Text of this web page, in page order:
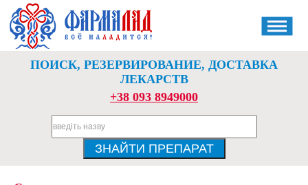
ПОИСК, РЕЗЕРВИРОВАНИЕ, ДОСТАВКА
ЛЕКАРСТВ
+38 093 8949000